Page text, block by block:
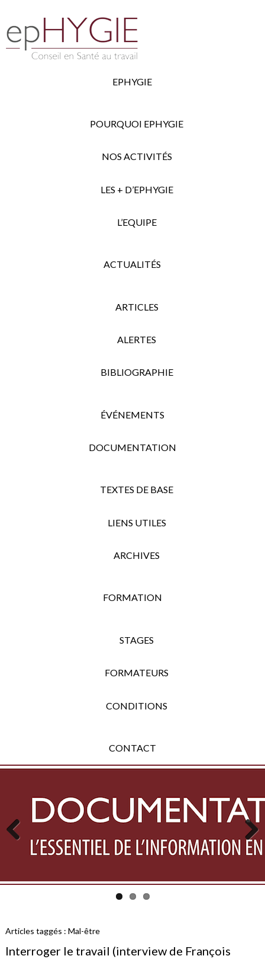
EPHYGIE
POURQUOI EPHYGIE
NOS ACTIVITÉS
LES + D’EPHYGIE
L’EQUIPE
ACTUALITÉS
ARTICLES
ALERTES
BIBLIOGRAPHIE
ÉVÉNEMENTS
DOCUMENTATION
TEXTES DE BASE
LIENS UTILES
ARCHIVES
FORMATION
STAGES
FORMATEURS
CONDITIONS
CONTACT
Previous Next
Articles taggés : Mal-être
Interroger le travail (interview de François